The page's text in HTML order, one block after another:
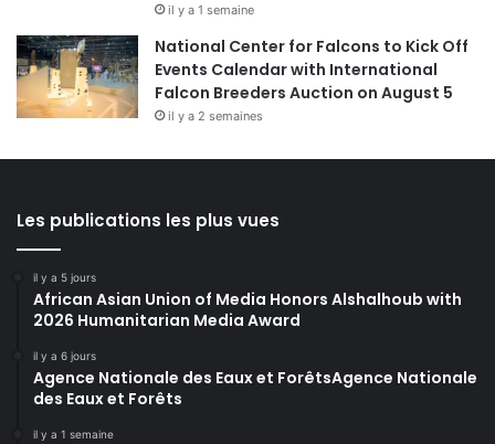
il y a 1 semaine
National Center for Falcons to Kick Off
Events Calendar with International
Falcon Breeders Auction on August 5
il y a 2 semaines
Les publications les plus vues
il y a 5 jours
African Asian Union of Media Honors Alshalhoub with
2026 Humanitarian Media Award
il y a 6 jours
Agence Nationale des Eaux et ForêtsAgence Nationale
des Eaux et Forêts
il y a 1 semaine